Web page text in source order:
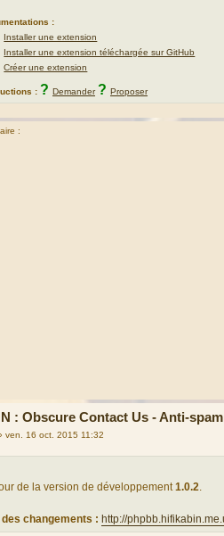
:
Installer une extension
Installer une extension téléchargée sur GitHub
Créer une extension
: ? Demander ? Proposer
:
: Obscure Contact Us - Anti-
ven. 16 oct. 2015 11:32
de la version de développement 1.0.2
changements : http://